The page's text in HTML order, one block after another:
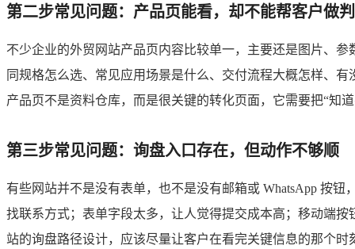
第二步常见问题：产品页能看，却不能帮客户做
不少企业的外贸网站产品页内容比较单一，主要还是图片、
同规格怎么选、常见应用场景是什么、交付流程大概怎样、
产品页不是资料仓库，而是很关键的转化页面，它需要把“知
第三步常见问题：询盘入口存在，但动作不够顺
有些网站并不是没有表单，也不是没有邮箱或 WhatsApp 按
找联系方式；表单字段太多，让人觉得提交成本高；移动端
站的询盘路径设计，应该尽量让客户在看完关键信息的那个